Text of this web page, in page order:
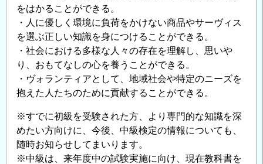
をはかることができる。
・人に優しく環境に負荷をかけない商品やサーヴィス
を選ぶ正しい知識を身につけることができる。
・社会における多様な人々の存在を理解し、思いや
り、おもてなしの心を養うことができる。
・ヴォランティアとして、地域社会や特定のニーズを
抱えた人たちのために貢献することができる。
※すでに初級を受験された方、より専門的な知識を深
めたい方向けに、今後、中級検定の情報についても、
随時お知らせしてまいります。
※中級は、来年度中の試験実施に向け、現在教科書を